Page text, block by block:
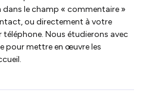
le champ « commentaire »
ou directement à votre
téléphone. Nous étudierons avec
pour mettre en œuvre les